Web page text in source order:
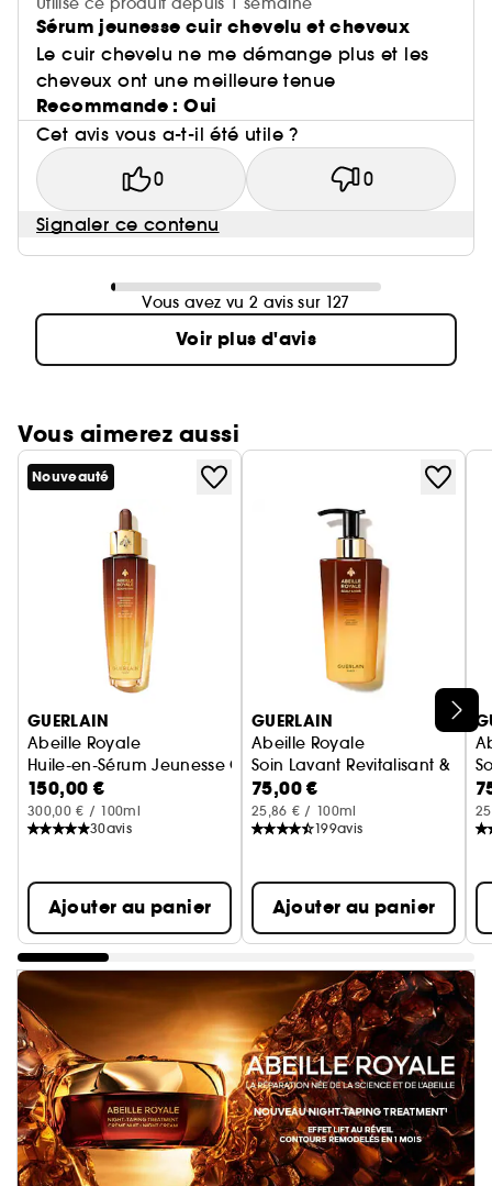
Sérum jeunesse cuir chevelu et cheveux
Le cuir chevelu ne me démange plus et les
cheveux ont une meilleure tenue
Recommande : Oui
Cet avis vous a-t-il été utile ?
0 0
Signaler ce contenu
Vous avez vu 2 avis sur 127
Voir plus d'avis
Vous aimerez aussi
Ignorer le carrousel produits
Nouveauté
GUERLAIN
Abeille Royale
Huile-en-Sérum Jeunesse Cuir Chevelu et Cheveux
150,00 €
300,00 € / 100ml
30avis
Ajouter au panier
GUERLAIN
Abeille Royale
Soin Lavant Revitalisant &
75,00 €
25,86 € / 100ml
199avis
Ajouter au panier